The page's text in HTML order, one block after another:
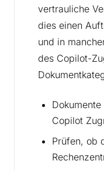
vertrauliche
dies einen
und in
des Copilot-
Copilot
Prüfen, ob